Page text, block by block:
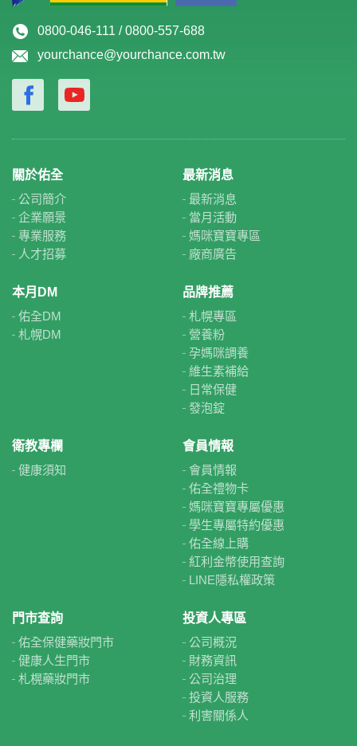
0800-046-111 / 0800-557-688
yourchance@yourchance.com.tw
關於佑全
公司簡介
企業願景
專業服務
人才招募
最新消息
最新消息
當月活動
媽咪寶寶專區
廠商廣告
本月DM
佑全DM
札幌DM
品牌推薦
札幌專區
營養粉
孕媽咪調養
維生素補給
日常保健
發泡錠
衛教專欄
健康須知
會員情報
會員情報
佑全禮物卡
媽咪寶寶專屬優惠
學生專屬特約優惠
佑全線上購
紅利金幣使用查詢
LINE隱私權政策
門市查詢
佑全保健藥妝門市
健康人生門市
札榥藥妝門市
投資人專區
公司概況
財務資訊
公司治理
投資人服務
利害關係人